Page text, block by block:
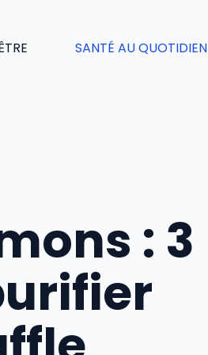
SANTÉ AU QUOTIDIEN
: 3